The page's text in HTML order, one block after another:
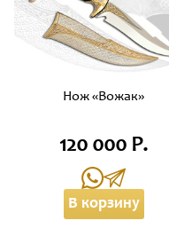
Нож «Вожак»
120 000 Р.
В корзину